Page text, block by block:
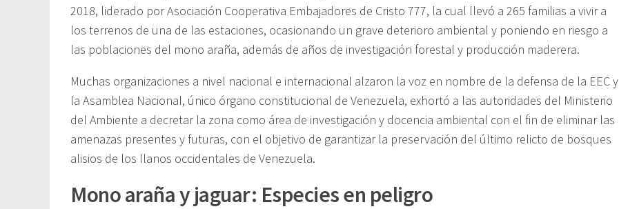
2018, liderado por Asociación Cooperativa Embajadores de Cristo 777, la cual llevó a 265 familias a vivir a
los terrenos de una de las estaciones, ocasionando un grave deterioro ambiental y poniendo en riesgo a
las poblaciones del mono araña, además de años de investigación forestal y producción maderera.
Muchas organizaciones a nivel nacional e internacional alzaron la voz en nombre de la defensa de la EEC y
la Asamblea Nacional, único órgano constitucional de Venezuela, exhortó a las autoridades del Ministerio
del Ambiente a decretar la zona como área de investigación y docencia ambiental con el fin de eliminar las
amenazas presentes y futuras, con el objetivo de garantizar la preservación del último relicto de bosques
alisios de los llanos occidentales de Venezuela.
Mono araña y jaguar: Especies en peligro